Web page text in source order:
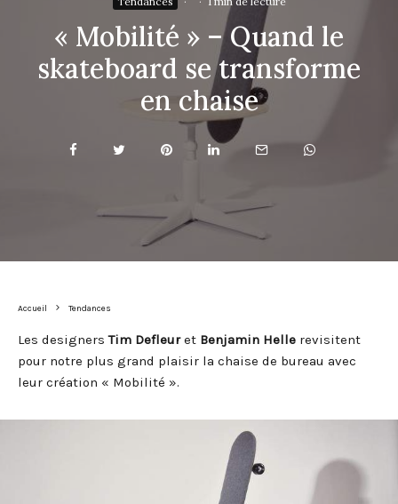
« Mobilité » – Quand le
skateboard se transforme
en chaise
Accueil Tendances
Les designersTim Defleuret Benjamin Helle revisitent
pour notre plus grand plaisir la chaise de bureau avec
leur création « Mobilité ».